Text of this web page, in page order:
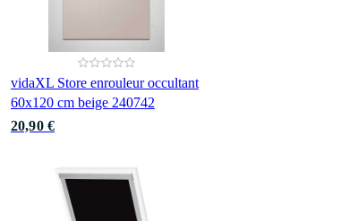
vidaXL Store enrouleur occultant
60x120 cm beige 240742
20,90 €